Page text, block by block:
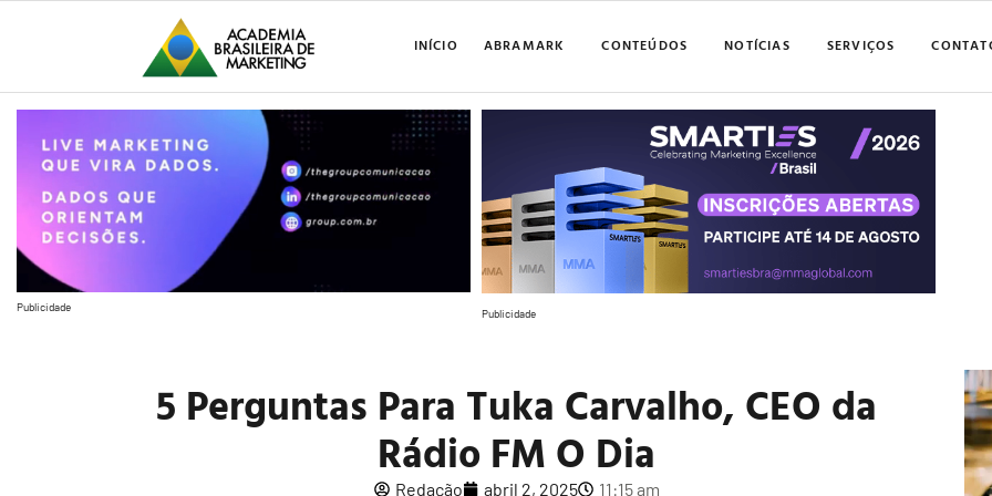
INÍCIO ABRAMARK CONTEÚDOS NOTÍCIAS SERVIÇOS
Publicidade Publicidade
5 Perguntas Para Tuka Carvalho, CEO da
Rádio FM O Dia
Redação abril 2, 2025 11:15 am